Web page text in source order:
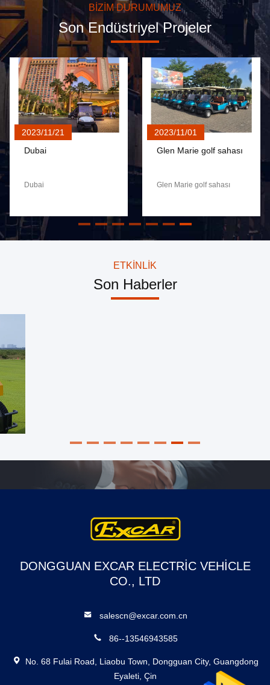
EXCAR Club Car Elektrik Golfu Buggy cart Kırmızı Kırmızı 4 Ve 2 Yolcu İçin
Caddy Plate ile Excar Mini 2 Kişi İkinci El Golf Otomobil 48V Trojan Pil
4 Yolcu İçin Arka Koltuklu 350A Denetleyici Elektrikli Kaldırılmış Golf Arabaları
Trojan Pil Curtis Controller ile 8 Yolcu Elektrikli Gezi Araba
BIZIM DURUMUMUZ
Son Endüstriyel Projeler
2023/11/21
Dubai
Dubai
2023/11/01
Glen Marie golf sahası
Glen Marie golf sahası
ETKINLIK
Son Haberler
DONGGUAN EXCAR ELECTRIC VEHICLE
CO., LTD
salescn@excar.com.cn
86--13546943585
No. 68 Fulai Road, Liaobu Town, Dongguan City, Guangdong
Eyaleti, Çin